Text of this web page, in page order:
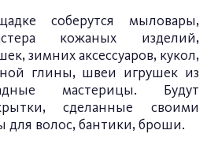
соберутся мыловары,
кожаных изделий,
зимних аксессуаров, кукол,
глины, швеи игрушек из
мастерицы. Будут
сделанные своими
для волос, бантики, броши.